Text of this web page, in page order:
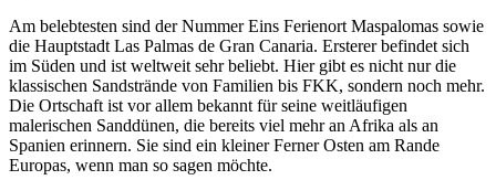
Am belebtesten sind der Nummer Eins Ferienort Maspalomas sowie
die Hauptstadt Las Palmas de Gran Canaria. Ersterer befindet sich
im Süden und ist weltweit sehr beliebt. Hier gibt es nicht nur die
klassischen Sandstrände von Familien bis FKK, sondern noch mehr.
Die Ortschaft ist vor allem bekannt für seine weitläufigen
malerischen Sanddünen, die bereits viel mehr an Afrika als an
Spanien erinnern. Sie sind ein kleiner Ferner Osten am Rande
Europas, wenn man so sagen möchte.